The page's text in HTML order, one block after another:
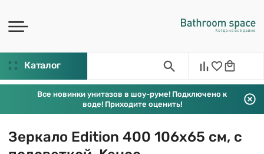
Каталог
Все новинки унитазов в шоу-руме! Подключено к
воде! Приходите оценить!
Зеркало Edition 400 106х65 см, с